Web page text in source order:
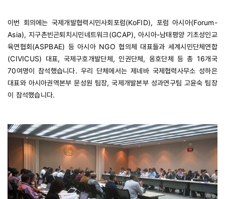
이번 회의에는 국제개발협력시민사회포럼(KoFID), 포럼 아시아(Forum-
Asia), 지구촌빈곤퇴치시민네트워크(GCAP), 아시아-남태평양 기초성인교
육연협회(ASPBAE) 등 아시아 NGO 협의체 대표들과 세계시민단체연합
(CIVICUS) 대표, 국제구호개발단체, 인권단체, 옹호단체 등 총 16개국
70여명이 참석했습니다. 우리 단체에서는 제네바 국제협력사무소 성하은
대표와 아시아권역본부 문성원 팀장, 국제개발본부 성과연구팀 고윤숙 팀장
이 참석했습니다.